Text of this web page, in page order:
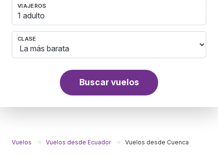
VIAJEROS
1 adulto
CLASE
Buscar vuelos
Vuelos Vuelos desde Ecuador Vuelos desde Cuenca